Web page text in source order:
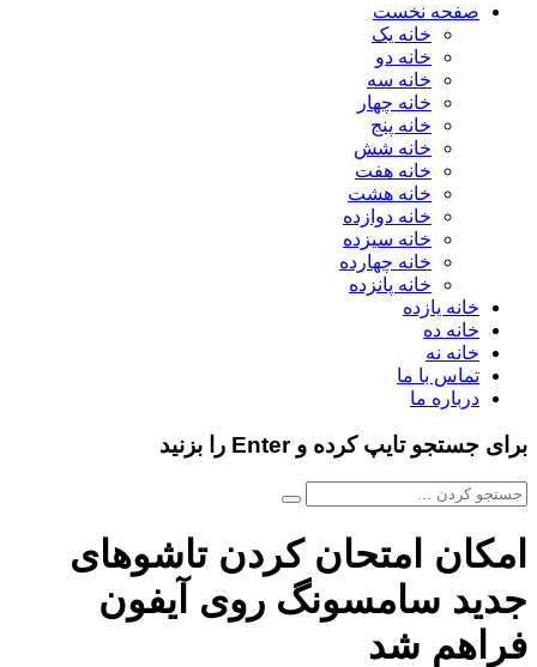
صفحه نخست
خانه یک
خانه دو
خانه سه
خانه چهار
خانه پنج
خانه شش
خانه هفت
خانه هشت
خانه دوازده
خانه سیزده
خانه چهارده
خانه پانزده
خانه یازده
خانه ده
خانه نه
تماس با ما
درباره ما
برای جستجو تایپ کرده و Enter را بزنید
امکان امتحان کردن تاشوهای
جدید سامسونگ روی آیفون
فراهم شد